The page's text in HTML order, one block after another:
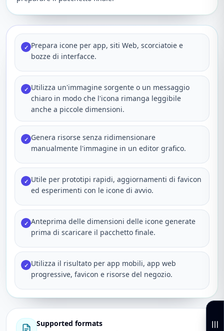
✓ Prepara icone per app, siti Web, scorciatoie e
bozze di interfacce.
✓ Utilizza un'immagine sorgente o un messaggio
chiaro in modo che l'icona rimanga leggibile
anche a piccole dimensioni.
✓ Genera risorse senza ridimensionare
manualmente l'immagine in un editor grafico.
✓ Utile per prototipi rapidi, aggiornamenti di favicon
ed esperimenti con le icone di avvio.
✓ Anteprima delle dimensioni delle icone generate
prima di scaricare il pacchetto finale.
✓ Utilizza il risultato per app mobili, app web
progressive, favicon e risorse del negozio.
Supported formats